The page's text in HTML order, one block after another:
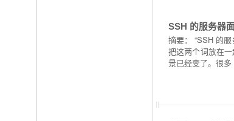
SSH 的服务器
摘要：“SSH 的
把这两个词放在
景已经变了。很多